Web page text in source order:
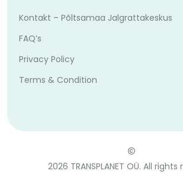
Kontakt – Põltsamaa Jalgrattakeskus
FAQ’s
Privacy Policy
Terms & Condition
2026 TRANSPLANET OÜ. All